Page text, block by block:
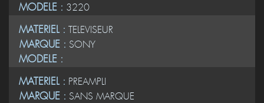
MODELE : 3220
MATERIEL : TELEVISEUR
MARQUE : SONY
MODELE :
MATERIEL : PREAMPLI
MARQUE : SANS MARQUE